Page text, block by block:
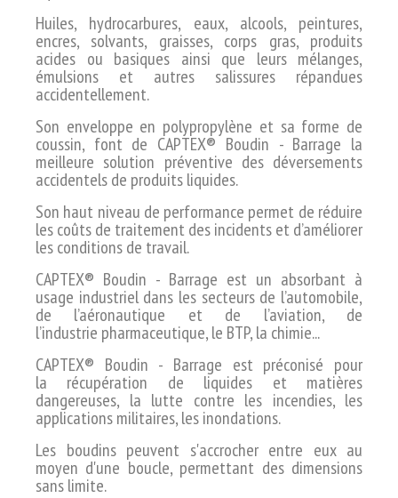
Huiles, hydrocarbures, eaux, alcools, peintures,
encres, solvants, graisses, corps gras, produits
acides ou basiques ainsi que leurs mélanges,
émulsions et autres salissures répandues
accidentellement.
Son enveloppe en polypropylène et sa forme de
coussin, font de CAPTEX® Boudin - Barrage la
meilleure solution préventive des déversements
accidentels de produits liquides.
Son haut niveau de performance permet de réduire
les coûts de traitement des incidents et d’améliorer
les conditions de travail.
CAPTEX® Boudin - Barrage est un absorbant à
usage industriel dans les secteurs de l’automobile,
de l’aéronautique et de l’aviation, de
l’industrie pharmaceutique, le BTP, la chimie...
CAPTEX® Boudin - Barrage est préconisé pour
la récupération de liquides et matières
dangereuses, la lutte contre les incendies, les
applications militaires, les inondations.
Les boudins peuvent s'accrocher entre eux au
moyen d'une boucle, permettant des dimensions
sans limite.